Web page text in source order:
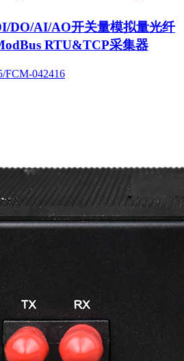
DO/AI/AO开关量模拟量光纤
RTU&TCP采集器
FCM-042416